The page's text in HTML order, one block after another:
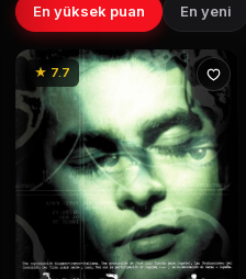
En yüksek puan En yeni
★ 7.7